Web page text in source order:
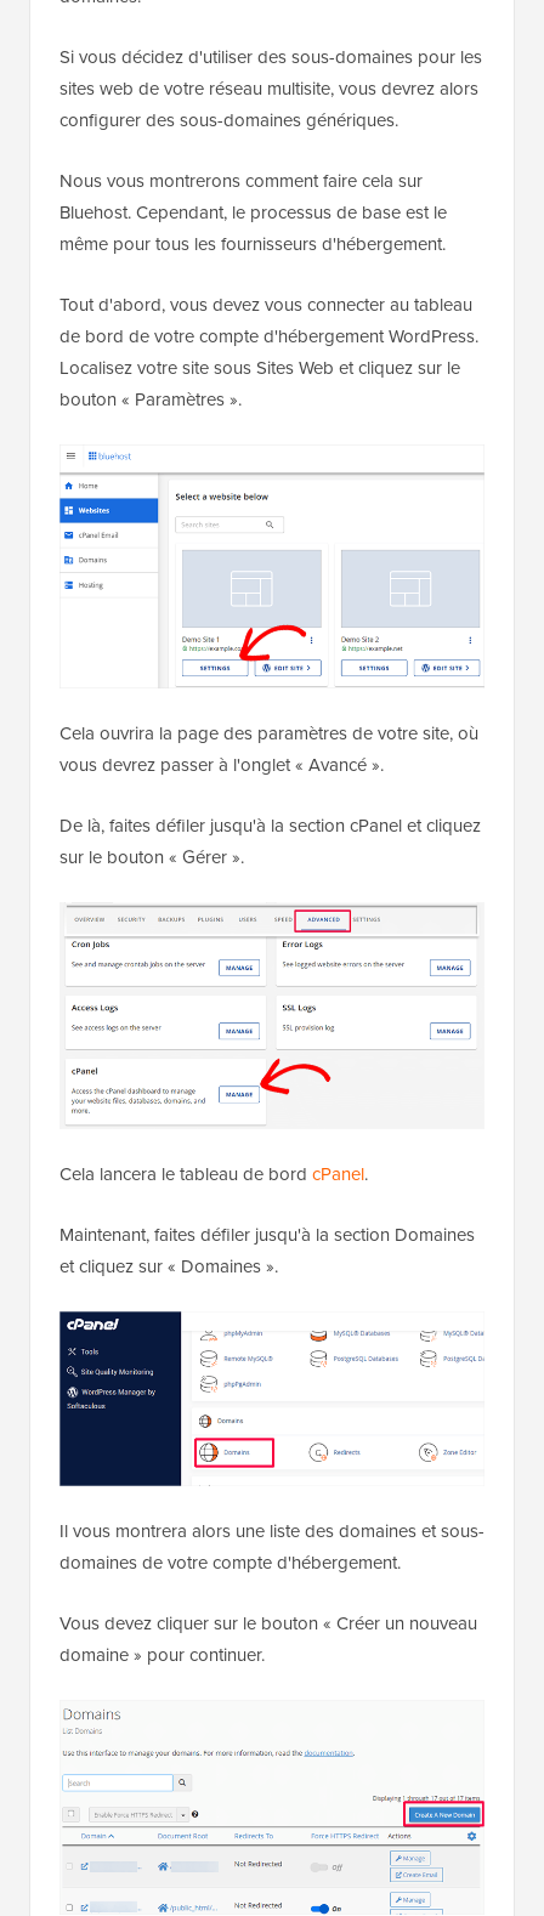
Si vous décidez d'utiliser des sous-domaines pour les
sites web de votre réseau multisite, vous devrez alors
configurer des sous-domaines génériques.
Nous vous montrerons comment faire cela sur
Bluehost. Cependant, le processus de base est le
même pour tous les fournisseurs d'hébergement.
Tout d'abord, vous devez vous connecter au tableau
de bord de votre compte d'hébergement WordPress.
Localisez votre site sous Sites Web et cliquez sur le
bouton « Paramètres ».
Cela ouvrira la page des paramètres de votre site, où
vous devrez passer à l'onglet « Avancé ».
De là, faites défiler jusqu'à la section cPanel et cliquez
sur le bouton « Gérer ».
Cela lancera le tableau de bord cPanel.
Maintenant, faites défiler jusqu'à la section Domaines
et cliquez sur « Domaines ».
Il vous montrera alors une liste des domaines et sous-
domaines de votre compte d'hébergement.
Vous devez cliquer sur le bouton « Créer un nouveau
domaine » pour continuer.